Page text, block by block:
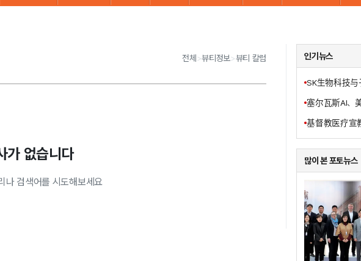
전체 >뷰티정보>뷰티 칼럼
가 없습니다
나 검색어를 시도해보세요
인기뉴스
많이 본 포토뉴스